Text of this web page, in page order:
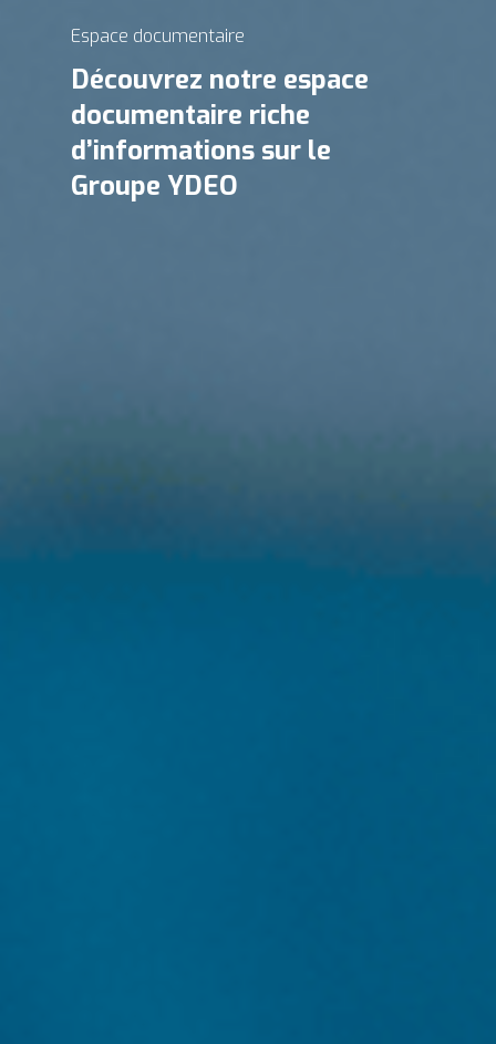
Espace documentaire
Découvrez notre espace
documentaire riche
d’informationssur le
Groupe YDEO